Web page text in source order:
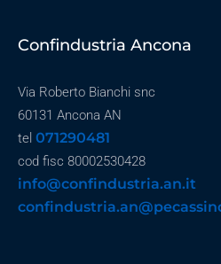
Confindustria Ancona
Via Roberto Bianchi snc
60131 Ancona AN
tel 071290481
cod fisc 80002530428
info@confindustria.an.it